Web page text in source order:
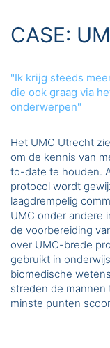
CASE:
"Ik krijg steeds
die ook graag via
onderwerpen"
Het UMC Utrecht
om de kennis van
to-date te houden.
protocol wordt
laagdrempelig
UMC onder andere
de voorbereiding
over UMC-brede
gebruikt in
biomedische
streden de
minste punten